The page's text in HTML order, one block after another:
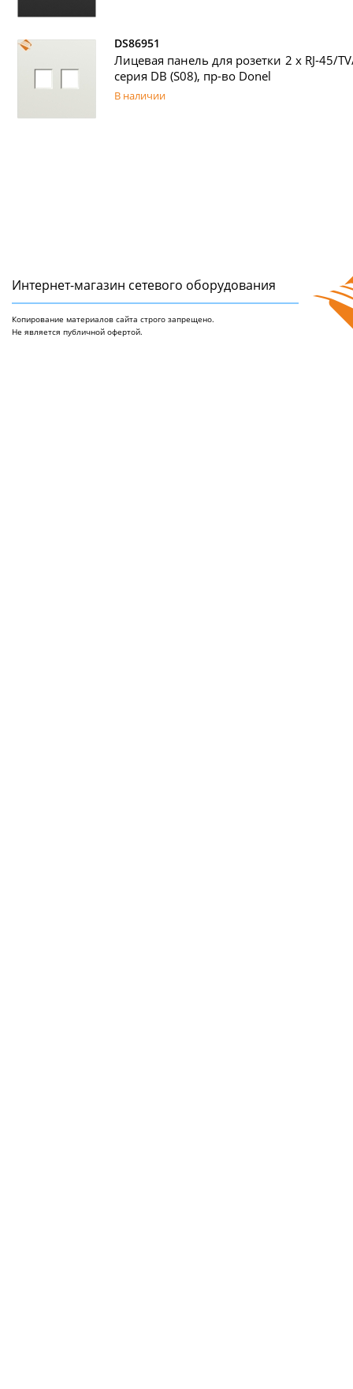
DS86951
Лицевая панель для розетки 2 х RJ-45/
серия DB (S08), пр-во Donel
В наличии
Интернет-магазин сетeвого оборудования
Копирование материалов сайта строго запрещено.
Не является публичной офертой.